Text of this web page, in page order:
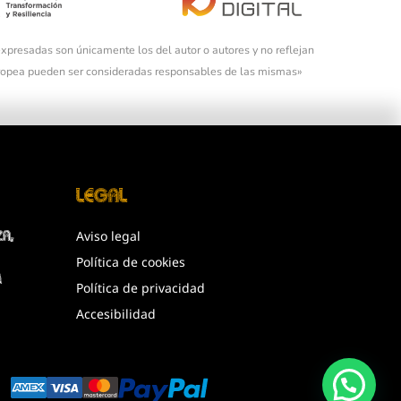
son únicamente los del autor o autores y no reflejan
pueden ser consideradas responsables de las mismas»
Legal
Aviso legal
Política de cookies
Política de privacidad
Accesibilidad